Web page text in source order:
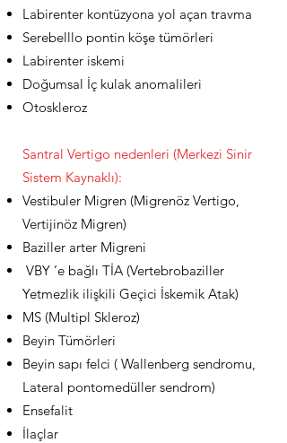
Labirenter kontüzyona yol açan travma
Serebelllo pontin köşe tümörleri
Labirenter iskemi
Doğumsal İç kulak anomalileri
Otoskleroz
Santral Vertigo nedenleri (Merkezi Sinir
Sistem Kaynaklı):
Vestibuler Migren (Migrenöz Vertigo,
Vertijinöz Migren)
Baziller arter Migreni
VBY ’e bağlı TİA (Vertebrobaziller
Yetmezlik ilişkili Geçici İskemik Atak)
MS (Multipl Skleroz)
Beyin Tümörleri
Beyin sapı felci ( Wallenberg sendromu,
Lateral pontomedüller sendrom)
Ensefalit
İlaçlar